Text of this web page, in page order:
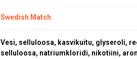
Swedish Match
Vesi, selluloosa, kasvikuitu, glyseroli,
selluloosa, natriumkloridi, nikotiini,